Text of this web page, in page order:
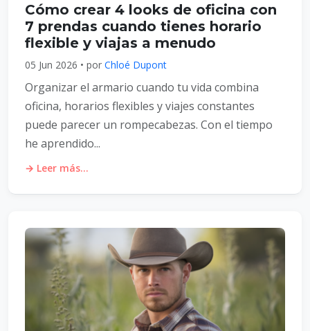
Cómo crear 4 looks de oficina con
7 prendas cuando tienes horario
flexible y viajas a menudo
05 Jun 2026 • por Chloé Dupont
Organizar el armario cuando tu vida combina
oficina, horarios flexibles y viajes constantes
puede parecer un rompecabezas. Con el tiempo
he aprendido...
→ Leer más...